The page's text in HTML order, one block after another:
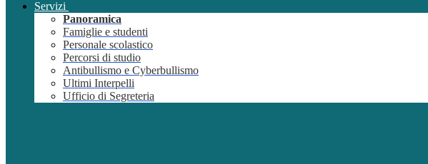
Servizi
Panoramica
Famiglie e studenti
Personale scolastico
Percorsi di studio
Antibullismo e Cyberbullismo
Ultimi Interpelli
Ufficio di Segreteria